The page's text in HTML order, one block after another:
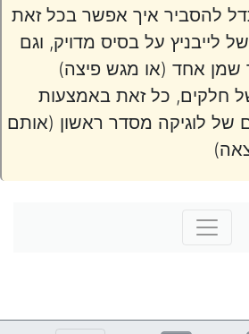
להסביר איך אפשר בכל זאת
לייבניץ על בסיס מדויק, וגם
אחד (או מגש פיצה)
חלקים, כל זאת באמצעות
של לוגיקה מסדר ראשון (אותם